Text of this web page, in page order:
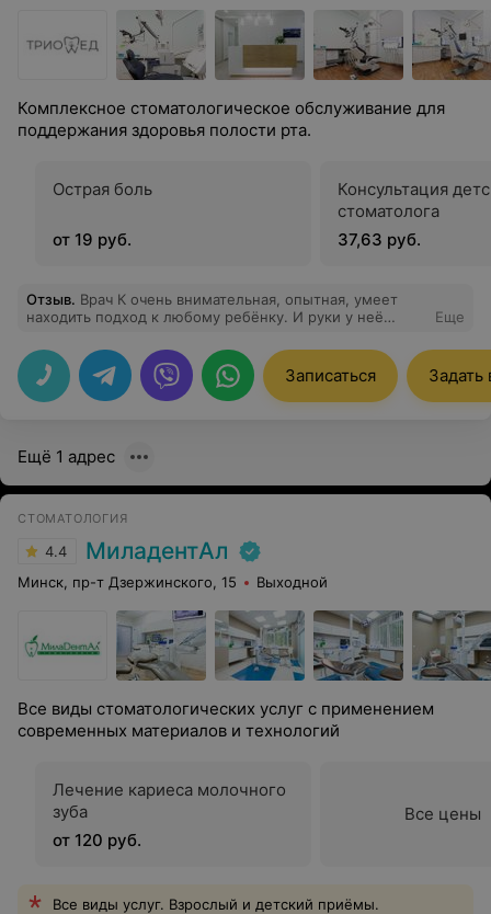
Комплексное стоматологическое обслуживание для
поддержания здоровья полости рта.
Острая боль
от 19 руб.
Консультация
стоматолога
37,63 руб.
Отзыв. Врач К очень внимательная, опытная, умеет
находить подход к любому ребёнку. И руки у неё
Еще
Записаться Задать
Ещё 1 адрес
СТОМАТОЛОГИЯ
4.4 МиладентАл
Минск, пр-т Дзержинского, 15 Выходной
Все виды стоматологических услуг с применением
современных материалов и технологий
Лечение кариеса молочного
зуба
от 120 руб.
Все цены
Все виды услуг. Взрослый и детский приёмы.